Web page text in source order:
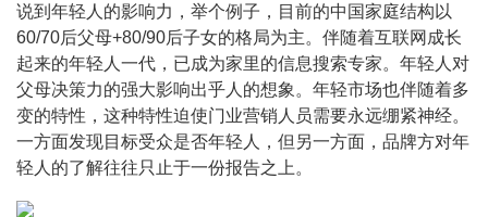
说到年轻人的影响力，举个例子，目前的中国家庭结构以
60/70后父母+80/90后子女的格局为主。伴随着互联网成长
起来的年轻人一代，已成为家里的信息搜索专家。年轻人对
父母决策力的强大影响出乎人的想象。年轻市场也伴随着多
变的特性，这种特性迫使门业营销人员需要永远绷紧神经。
一方面发现目标受众是否年轻人，但另一方面，品牌方对年
轻人的了解往往只止于一份报告之上。